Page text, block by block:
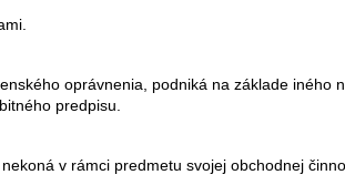
oprávnenia, podniká na základe
predpisu.
v rámci predmetu svojej obchodnej